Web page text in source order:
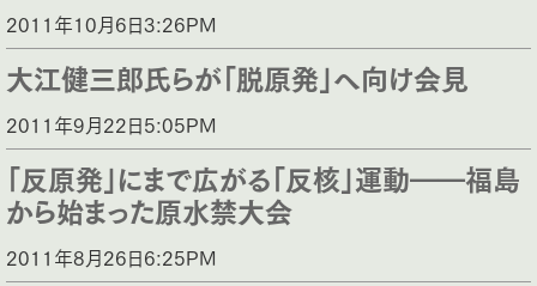
2011年10月6日3:26PM
大江健三郎氏らが「脱原発」へ向け会見
2011年9月22日5:05PM
「反原発」にまで広がる「反核」運動――福島
から始まった原水禁大会
2011年8月26日6:25PM